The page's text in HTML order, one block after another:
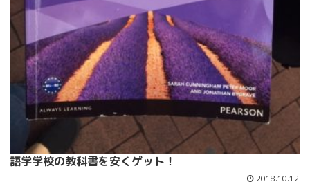
語学学校の教科書を安くゲット！
2018.10.12